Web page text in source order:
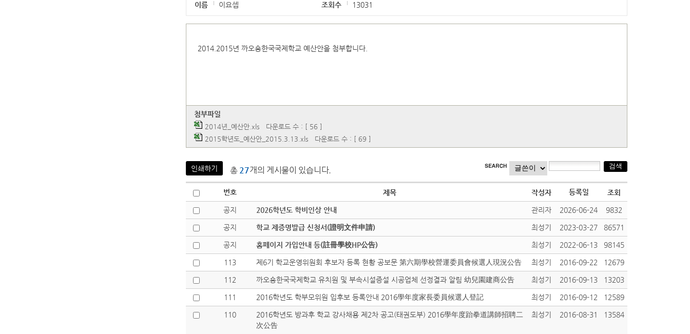
이름 이요셉 조회수 13031
2014.2015년 까오숑한국국제학교 예산안을 첨부합니다.
첨부파일
2014년_예산안.xls 다운로드 수 : [ 56 ]
2015학년도_예산안_2015.3.13.xls 다운로드 수 : [ 69 ]
인쇄하기 총 27개의 게시물이 있습니다.
번호 제목 작성자 등록일 조회
공지 2026학년도 학비인상 안내 관리자 2026-06-24 9832
공지 학교 제증명발급 신청서(證明文件申請) 최성기 2023-03-27 86571
공지 홈페이지 가입안내 등(註冊學校HP公告) 최성기 2022-06-13 98145
113 제6기 학교운영위원회 후보자 등록 현황 공보문 第六期學校營運委員會候選人現況公告 최성기 2016-09-22 12679
112 까오숑한국국제학교 유치원 및 부속시설증설 시공업체 선정결과 알림 幼兒園建商公告 최성기 2016-09-13 13203
111 2016학년도 학부모위원 입후보 등록안내 2016學年度家長委員候選人登記 최성기 2016-09-12 12589
110
2016학년도 방과후 학교 강사채용 제2차 공고(태권도부) 2016學年度跆拳道講師招聘二
次公告
최성기 2016-08-31 13584